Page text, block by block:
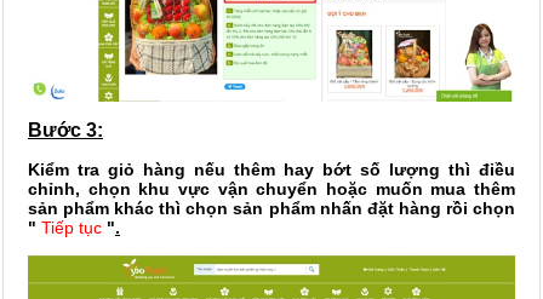
Bước 3:
Kiểm tra giỏ hàng nếu thêm hay bớt số lượng thì điều
chỉnh, chọn khu vực vận chuyển hoặc muốn mua thêm
sản phẩm khác thì chọn sản phẩm nhấn đặt hàng rồi chọn
" Tiếp tục ".